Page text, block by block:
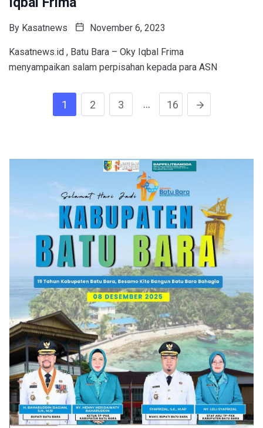
By Kasatnews November 6, 2023
Kasatnews.id , Batu Bara – Oky Iqbal Frima
menyampaikan salam perpisahan kepada para ASN
1 2 3 … 16